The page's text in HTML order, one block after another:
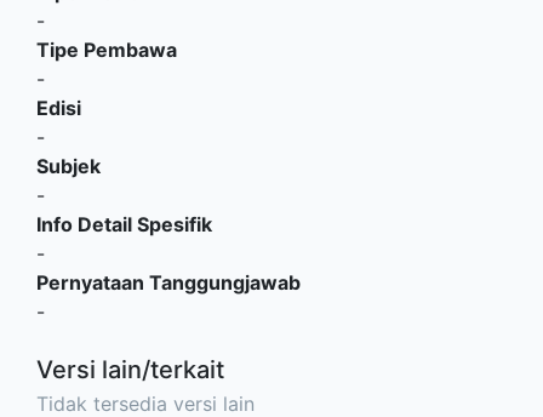
-
Tipe Pembawa
-
Edisi
-
Subjek
-
Info Detail Spesifik
-
Pernyataan Tanggungjawab
-
Versi lain/terkait
Tidak tersedia versi lain